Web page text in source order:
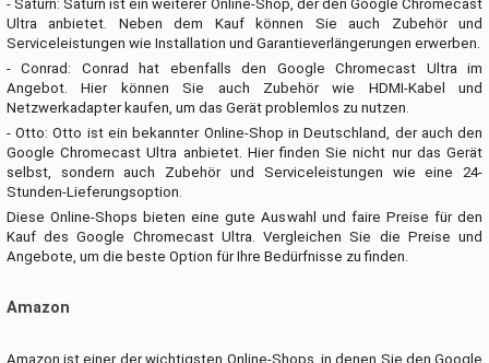
- Saturn: Saturn ist ein weiterer Online-Shop, der den Google Chromecast
Ultra anbietet. Neben dem Kauf können Sie auch Zubehör und
Serviceleistungen wie Installation und Garantieverlängerungen erwerben.
- Conrad: Conrad hat ebenfalls den Google Chromecast Ultra im
Angebot. Hier können Sie auch Zubehör wie HDMI-Kabel und
Netzwerkadapter kaufen, um das Gerät problemlos zu nutzen.
- Otto: Otto ist ein bekannter Online-Shop in Deutschland, der auch den
Google Chromecast Ultra anbietet. Hier finden Sie nicht nur das Gerät
selbst, sondern auch Zubehör und Serviceleistungen wie eine 24-
Stunden-Lieferungsoption.
Diese Online-Shops bieten eine gute Auswahl und faire Preise für den
Kauf des Google Chromecast Ultra. Vergleichen Sie die Preise und
Angebote, um die beste Option für Ihre Bedürfnisse zu finden.
Amazon
Amazon ist einer der wichtigsten Online-Shops, in denen Sie den Google